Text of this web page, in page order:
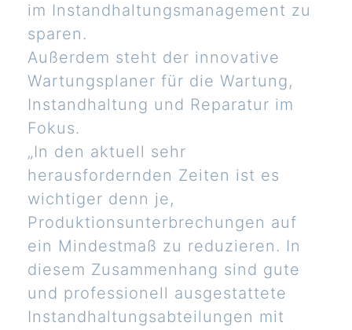
im Instandhaltungsmanagement zu
sparen.
Außerdem steht der innovative
Wartungsplaner für die Wartung,
Instandhaltung und Reparatur im
Fokus.
„In den aktuell sehr
herausfordernden Zeiten ist es
wichtiger denn je,
Produktionsunterbrechungen auf
ein Mindestmaß zu reduzieren. In
diesem Zusammenhang sind gute
und professionell ausgestattete
Instandhaltungsabteilungen mit